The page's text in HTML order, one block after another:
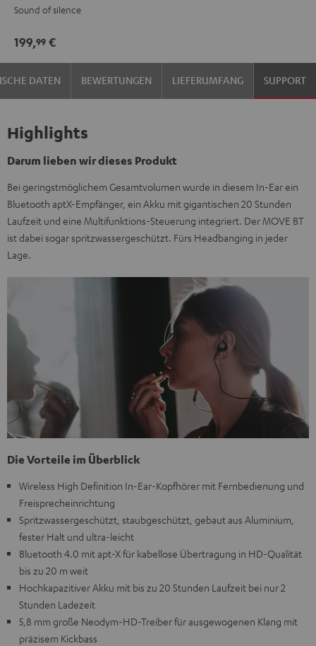
Sound of silence
199,99 €
DATEN BEWERTUNGEN LIEFERUMFANG SUPPORT
Highlights
Darum lieben wir dieses Produkt
Bei geringstmöglichem Gesamtvolumen wurde in diesem In-Ear ein
Bluetooth aptX-Empfänger, ein Akku mit gigantischen 20 Stunden
Laufzeit und eine Multifunktions-Steuerung integriert. Der MOVE BT
ist dabei sogar spritzwassergeschützt. Fürs Headbanging in jeder
Lage.
Die Vorteile im Überblick
Wireless High Definition In-Ear-Kopfhörer mit Fernbedienung und
Freisprecheinrichtung
Spritzwassergeschützt, staubgeschützt, gebaut aus Aluminium,
fester Halt und ultra-leicht
Bluetooth 4.0 mit apt-X für kabellose Übertragung in HD-Qualität
bis zu 20 m weit
Hochkapazitiver Akku mit bis zu 20 Stunden Laufzeit bei nur 2
Stunden Ladezeit
5,8 mm große Neodym-HD-Treiber für ausgewogenen Klang mit
präzisem Kickbass